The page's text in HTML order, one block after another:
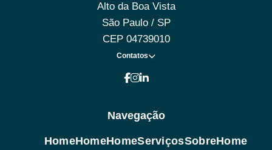
Alto da Boa Vista
São Paulo / SP
CEP 04739010
Contatos
Navegação
HomeHomeHomeServiçosSobreHome